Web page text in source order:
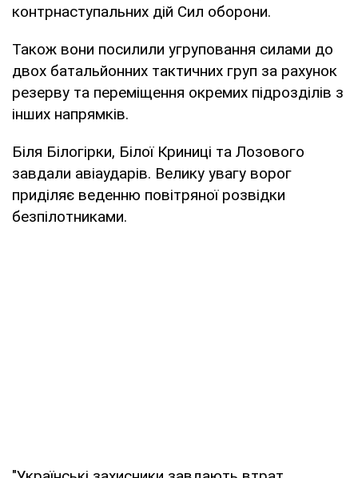
контрнаступальних дій Сил оборони.
Також вони посилили угруповання силами до
двох батальйонних тактичних груп за рахунок
резерву та переміщення окремих підрозділів з
інших напрямків.
Біля Білогірки, Білої Криниці та Лозового
завдали авіаударів. Велику увагу ворог
приділяє веденню повітряної розвідки
безпілотниками.